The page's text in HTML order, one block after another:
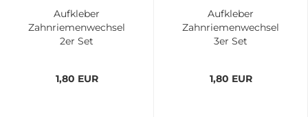
Aufkleber
Zahnriemenwechsel
2er Set
1,80 EUR
Aufkleber
Zahnriemenwechsel
3er Set
1,80 EUR